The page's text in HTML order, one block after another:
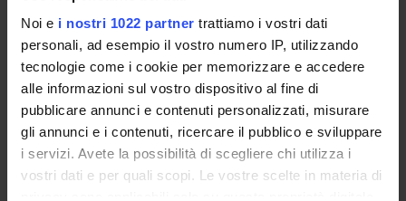
Noi e i nostri 1022 partner trattiamo i vostri dati
personali, ad esempio il vostro numero IP, utilizzando
tecnologie come i cookie per memorizzare e accedere
alle informazioni sul vostro dispositivo al fine di
pubblicare annunci e contenuti personalizzati, misurare
gli annunci e i contenuti, ricercare il pubblico e sviluppare
i servizi. Avete la possibilità di scegliere chi utilizza i
vostri dati e per quali scopi. Le vostre scelte in materia di
COMMISSIONI
UFFICI E STRUTTURE DI SERVIZIO
SERVIZI DI SEGRETERIA STUDENTI
STRUTTURE DEL DIPARTIMENTO